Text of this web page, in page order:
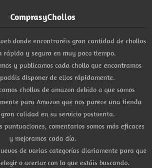
ComprasyChollos
donde encontraréis gran cantidad de chollos
rápida y segura en muy poco tiempo.
y publicamos cada chollo que encontramos
disponer de ellos rápidamente.
chollos de amazon debido a que somos
para Amazon que nos parece una tienda
calidad en su servicio postventa.
puntuaciones, comentarios somos más eficaces
y mejoramos cada día.
de varias categorías diariamente para que
o acertar con lo que estáis buscando.